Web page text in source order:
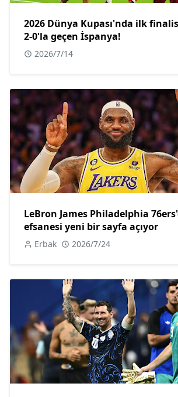
2026 Dünya Kupası'nda ilk
2-0'la geçen İspanya!
2026/7/14
LeBron James Philadelphia
efsanesi yeni bir sayfa açıyor
Erbak 2026/7/24